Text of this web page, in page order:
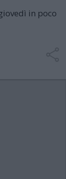
in poco